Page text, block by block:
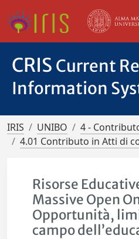
CRIS Current
Information
IRIS UNIBO
4 -
4.01 Contributo in Atti di
Risorse
Massive Open
Opportunità,
campo